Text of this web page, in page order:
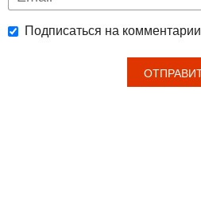
Подписаться на комментарии